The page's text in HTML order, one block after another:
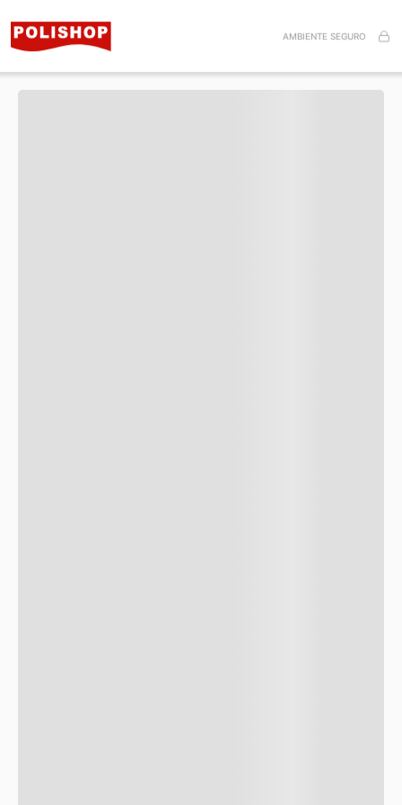
AMBIENTE SEGURO
Especificações do Produto
Itens inclusos